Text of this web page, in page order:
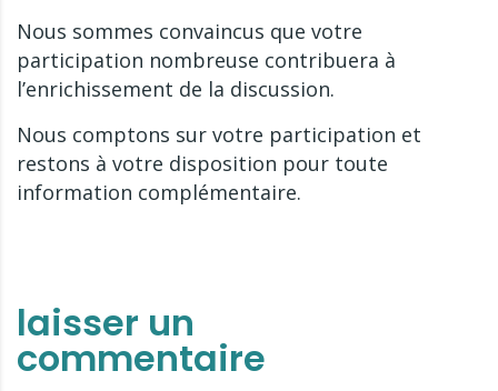
Nous sommes convaincus que votre
participation nombreuse contribuera à
l’enrichissement de la discussion.
Nous comptons sur votre participation et
restons à votre disposition pour toute
information complémentaire.
laisser un
commentaire